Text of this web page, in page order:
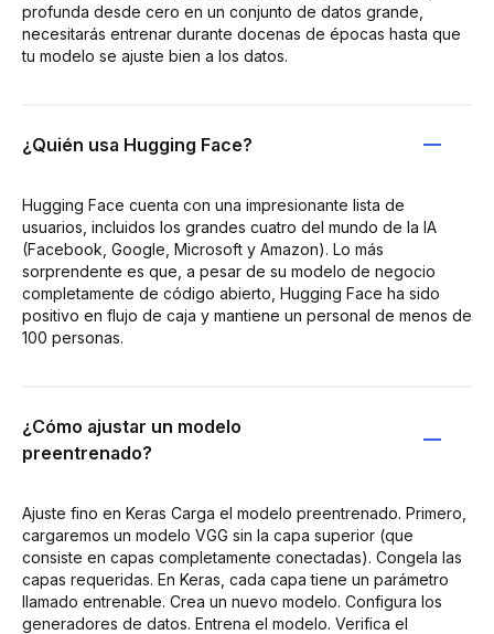
profunda desde cero en un conjunto de datos grande,
necesitarás entrenar durante docenas de épocas hasta que
tu modelo se ajuste bien a los datos.
¿Quién usa Hugging Face?
Hugging Face cuenta con una impresionante lista de
usuarios, incluidos los grandes cuatro del mundo de la IA
(Facebook, Google, Microsoft y Amazon). Lo más
sorprendente es que, a pesar de su modelo de negocio
completamente de código abierto, Hugging Face ha sido
positivo en flujo de caja y mantiene un personal de menos de
100 personas.
¿Cómo ajustar un modelo
preentrenado?
Ajuste fino en Keras Carga el modelo preentrenado. Primero,
cargaremos un modelo VGG sin la capa superior (que
consiste en capas completamente conectadas). Congela las
capas requeridas. En Keras, cada capa tiene un parámetro
llamado entrenable. Crea un nuevo modelo. Configura los
generadores de datos. Entrena el modelo. Verifica el